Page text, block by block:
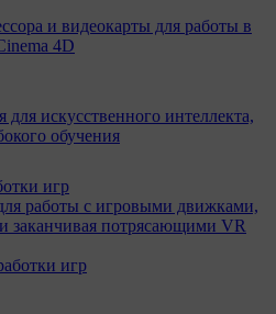
и видеокарты для работы в
4D
искусственного интеллекта,
обучения
игр
работы с игровыми движками,
заканчивая потрясающими VR